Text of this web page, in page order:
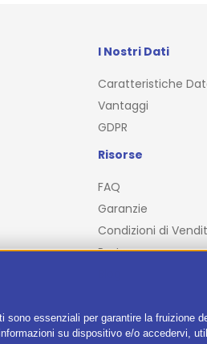
essenziali per garantire la fruizione
su dispositivo e/o accedervi,
I Nostri Dati
Caratteristiche
Vantaggi
GDPR
Risorse
FAQ
Garanzie
Condizioni di
Partner